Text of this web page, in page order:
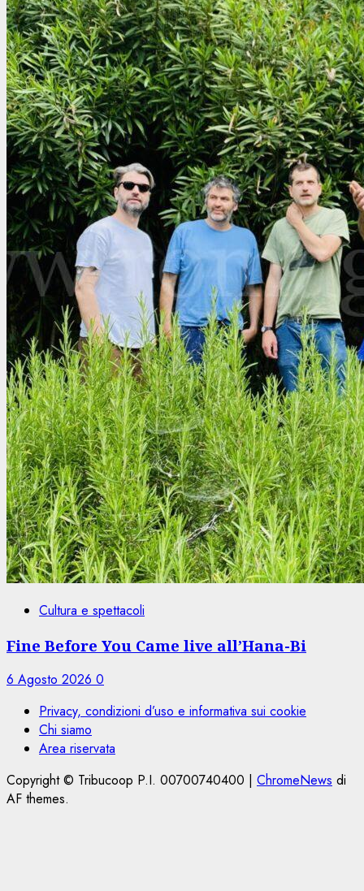
Cultura e spettacoli
Fine Before You Came live all’Hana-Bi
6 Agosto 2026 0
Privacy, condizioni d’uso e informativa sui cookie
Chi siamo
Area riservata
Copyright © Tribucoop P.I. 00700740400 | ChromeNews di
AF themes.